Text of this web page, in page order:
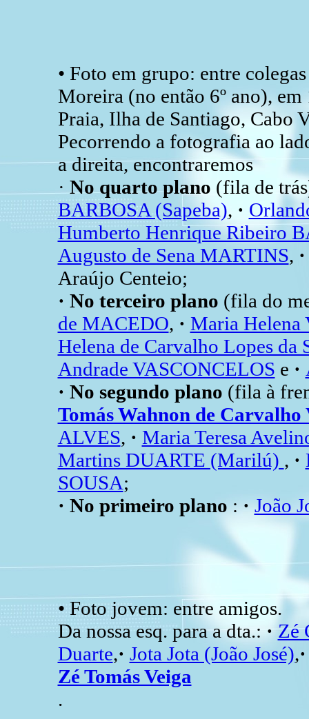
• Foto em grupo: entre
Moreira (no então 6º ano), em
Praia, Ilha de Santiago, Cabo
Pecorrendo a fotografia ao
a direita, encontraremos
· No quarto plano (fila de
BARBOSA (Sapeba), ·
Humberto Henrique Ribeiro
Augusto de Sena MARTINS,
Araújo Centeio;
· No terceiro plano (fila do
de MACEDO, · Maria Helena
Helena de Carvalho Lopes da
Andrade VASCONCELOS e ·
· No segundo plano (fila à
Tomás Wahnon de
ALVES, · Maria Teresa
Martins DUARTE (Marilú) , ·
SOUSA;
· No primeiro plano:·João
• Foto jovem: entre amigos.
Da nossa esq. para a dta.:·Zé
Duarte,· Jota Jota (João José),
Zé Tomás Veiga
.